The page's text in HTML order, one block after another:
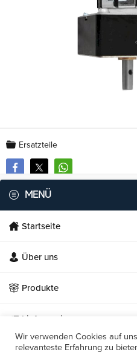
Ersatzteile
MENÜ
Startseite
Über uns
Produkte
Lieferservice
Unsere Restaurants
Wir verwenden Cookies auf
relevanteste Erfahrung zu